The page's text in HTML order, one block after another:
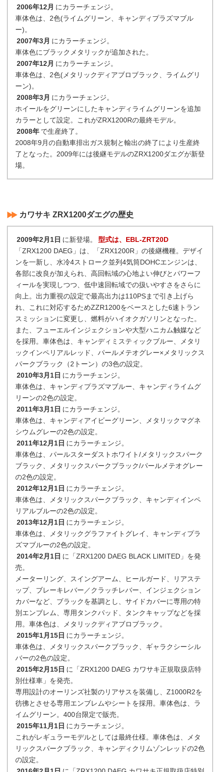
2006年12月 にカラーチェンジ。
車体色は、2色(ライムグリーン、キャンディプラズマブル
ー)。
2007年3月 にカラーチェンジ。
車体色にブラックメタリックが追加された。
2007年12月 にカラーチェンジ。
車体色は、2色(メタリックディアブロブラック、ライムグリ
ーン)。
2008年3月 にカラーチェンジ。
ホイールをグリーンにしたキャンディライムグリーンを追加
カラーとして設定。これがZRX1200Rの最終モデル。
2008年 で生産終了。
2008年9月の自動車排出ガス規制と輸出の終了により生産終
了となった。2009年には後継モデルのZRX1200ダエグが新登
場。
カワサキ ZRX1200ダエグの歴史
2009年2月1日 に新登場。
型式は、EBL-ZRT20D
「ZRX1200 DAEG」は、「ZRX1200R」の後継機種。デザイ
ンを一新し、水冷4ストローク並列4気筒DOHCエンジンは、
各部に改良が加えられ、高回転域の心地よい伸びとパワーフ
ィールを実現しつつ、低中速回転域での扱いやすさをさらに
向上。出力重視の設定で最高出力は110PSまで引き上げら
れ、これに対応するためZZR1200をベースとした6速トラン
スミッションに変更し、燃料がハイオクガソリンとなった。
また、フューエルインジェクションや大型ハニカム触媒など
を採用。車体色は、キャンディミスティックブルー、メタリ
ックインペリアルレッド、パールメテオグレー×メタリックス
パークブラック（2トーン）の3色の設定。
2010年3月1日 にカラーチェンジ。
車体色は、キャンディプラズマブルー、キャンディライムグ
リーンの2色の設定。
2011年3月1日 にカラーチェンジ。
車体色は、キャンディアイビーグリーン、メタリックマグネ
シウムグレーの2色の設定。
2011年12月1日 にカラーチェンジ。
車体色は、パールスターダストホワイト/メタリックスパーク
ブラック、メタリックスパークブラック/パールメテオグレー
の2色の設定。
2012年12月1日 にカラーチェンジ。
車体色は、メタリックスパークブラック、キャンディインペ
リアルブルーの2色の設定。
2013年12月1日 にカラーチェンジ。
車体色は、メタリックグラファイトグレイ、キャンディプラ
ズマブルーの2色の設定。
2014年2月1日 に「ZRX1200 DAEG BLACK LIMITED」を発
売。
メーターリング、スイングアーム、ヒールガード、リアステ
ップ、ブレーキレバー／クラッチレバー、インジェクション
カバーなど、ブラックを基調とし、サイドカバーに専用の特
別エンブレム、専用タンクパッド、タンクキャップなどを採
用。車体色は、メタリックディアブロブラック。
2015年1月15日 にカラーチェンジ。
車体色は、メタリックスパークブラック、ギャラクシーシル
バーの2色の設定。
2015年2月15日 に「ZRX1200 DAEG カワサキ正規取扱店特
別仕様車」を発売。
専用設計のオーリンズ社製のリアサスを装備し、Z1000R2を
彷彿とさせる専用エンブレムやシートを採用。車体色は、ラ
イムグリーン。400台限定で販売。
2015年11月1日 にカラーチェンジ。
これがレギュラーモデルとしては最終仕様。車体色は、メタ
リックスパークブラック、キャンディクリムゾンレッドの2色
の設定。